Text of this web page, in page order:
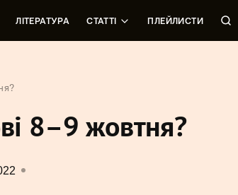
ЛІТЕРАТУРА СТАТТІ ПЛЕЙЛИСТИ
8–9 жовтня?